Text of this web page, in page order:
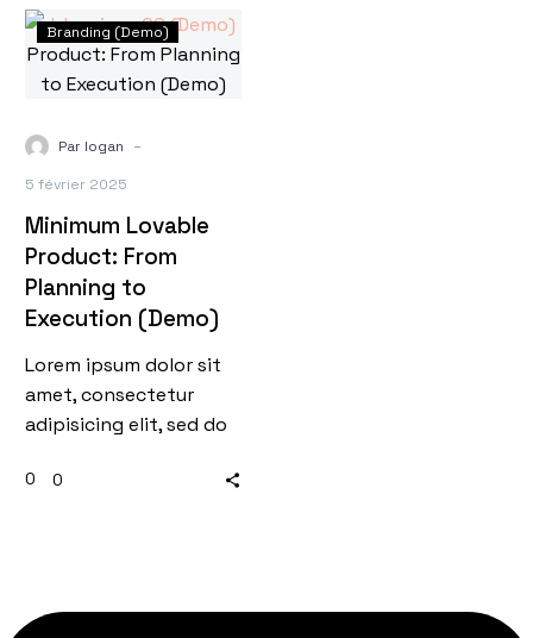
Branding (Demo)
Par logan -
5 février 2025
Minimum Lovable
Product: From
Planning to
Execution (Demo)
Lorem ipsum dolor sit
amet, consectetur
adipisicing elit, sed do
incididunt ut labore et
0 0